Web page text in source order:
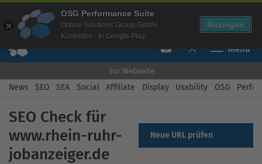
Free Checks Über uns Free Account
Toggle
zur Webseite
News SEO SEA Social Affiliate Display Usability OSG
SEO Check für
www.rhein-ruhr-
jobanzeiger.de
Neue URL prüfen
OSG Performance Suite
Online Solutions Group GmbH
Kostenlos - In Google Play
Anzeigen